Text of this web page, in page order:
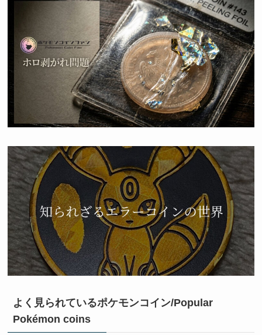
よく見られているポケモンコイン/Popular
Pokémon coins